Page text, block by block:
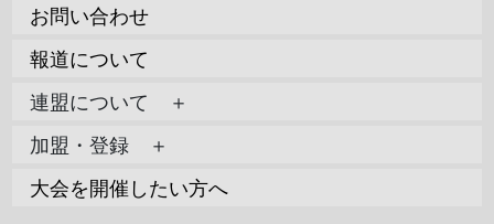
お問い合わせ
報道について
連盟について ＋
加盟・登録 ＋
大会を開催したい方へ